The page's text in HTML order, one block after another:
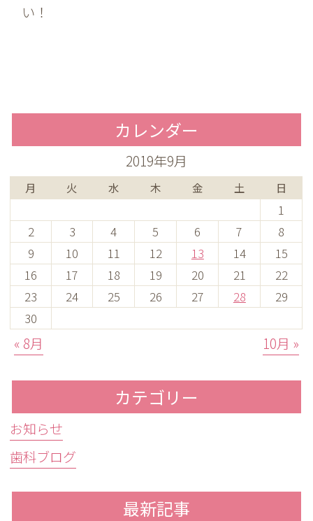
い！
カレンダー
2019年9月
月 火 水 木 金 土 日
1
2
3 4 5 6 7
8
9
10 11 12 13 14
15
16
17 18 19 20 21
22
23
24 25 26 27 28
29
30
« 8月 10月 »
カテゴリー
お知らせ
歯科ブログ
最新記事